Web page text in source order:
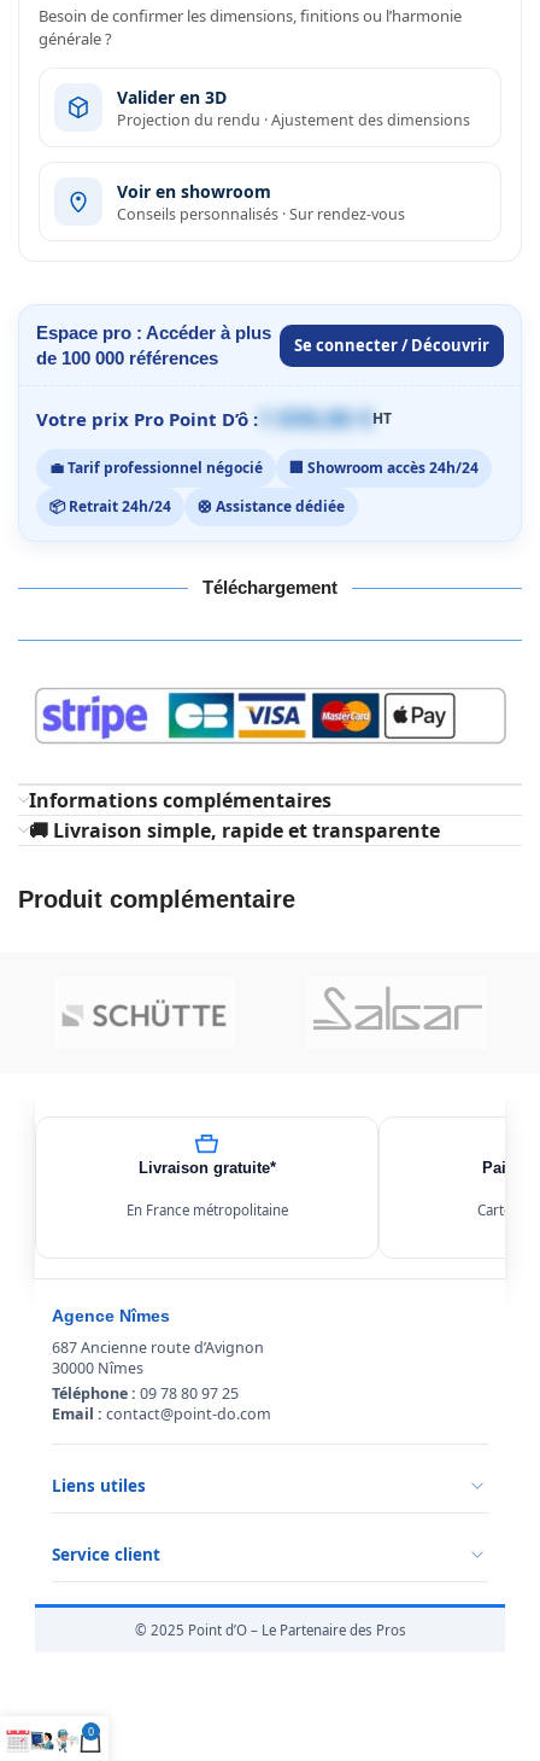
Besoin de confirmer les dimensions, finitions ou l’harmonie
générale ?
Valider en 3D
Projection du rendu · Ajustement des dimensions
Voir en showroom
Conseils personnalisés · Sur rendez-vous
Espace pro : Accéder à plus
de 100 000 références
Se connecter / Découvrir
Votre prix Pro Point D’ô : 1 059,00 €HT
💼 Tarif professionnel négocié
🏢 Showroom accès 24h/24
📦 Retrait 24h/24
🛟 Assistance dédiée
Téléchargement
Informations complémentaires
🚚 Livraison simple, rapide et transparente
Produit complémentaire
Livraison gratuite*
En France métropolitaine Carte,
Agence Nîmes
687 Ancienne route d’Avignon
30000 Nîmes
Téléphone : 09 78 80 97 25
Email : contact@point-do.com
Liens utiles
Conditions générales de vente
Mentions légales
Service client
Informations livraison© 2025 Point d’O – Le Partenaire des Pros
0